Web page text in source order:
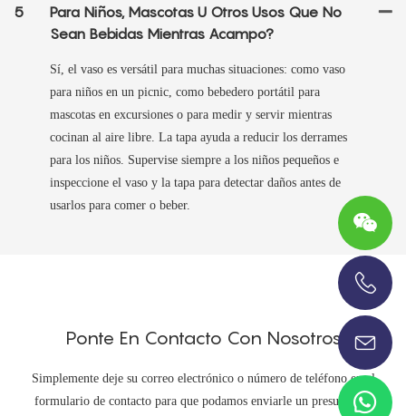
5
Para Niños, Mascotas U Otros Usos Que No
Sean Bebidas Mientras Acampo?
Sí, el vaso es versátil para muchas situaciones: como vaso
para niños en un picnic, como bebedero portátil para
mascotas en excursiones o para medir y servir mientras
cocinan al aire libre. La tapa ayuda a reducir los derrames
para los niños. Supervise siempre a los niños pequeños e
inspeccione el vaso y la tapa para detectar daños antes de
usarlos para comer o beber.
Ponte En Contacto Con Nosotros
Simplemente deje su correo electrónico o número de teléfono en el
formulario de contacto para que podamos enviarle un presupuesto